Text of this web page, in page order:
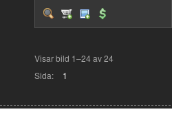
Visar bild 1–24 av 24
Sida:
1